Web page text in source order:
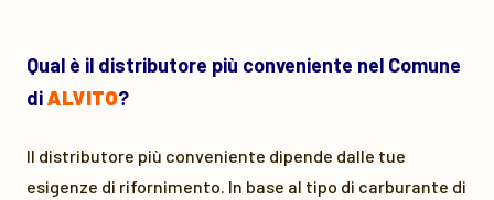
Qual è il distributore più conveniente nel Comune
diALVITO?
Il distributore più conveniente dipende dalle tue
esigenze di rifornimento. In base al tipo di carburante di